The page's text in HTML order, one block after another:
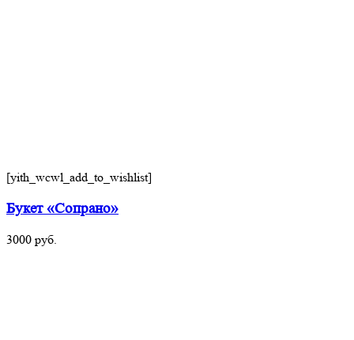
[yith_wcwl_add_to_wishlist]
Букет «Сопрано»
3000 руб.